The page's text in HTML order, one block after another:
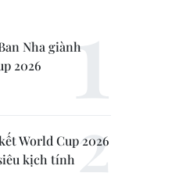
Nha giành
2026
World Cup 2026
kịch tính